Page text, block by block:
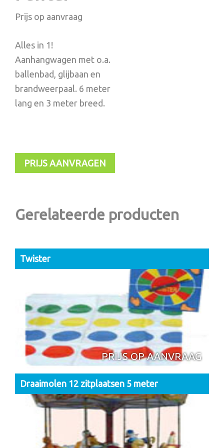
Prijs op aanvraag
Alles in 1!
Aanhangwagen met o.a.
ballenbad, glijbaan en
brandweerpaal. 6 meter
lang en 3 meter breed.
PRIJS AANVRAGEN
Gerelateerde producten
Twister
PRIJS OP AANVRAAG
Draaimolen 12 zitplaatsen 5 meter